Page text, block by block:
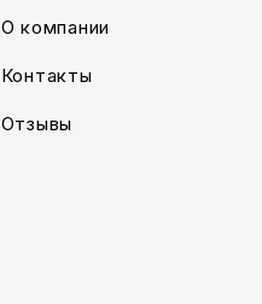
О компании
Контакты
Отзывы